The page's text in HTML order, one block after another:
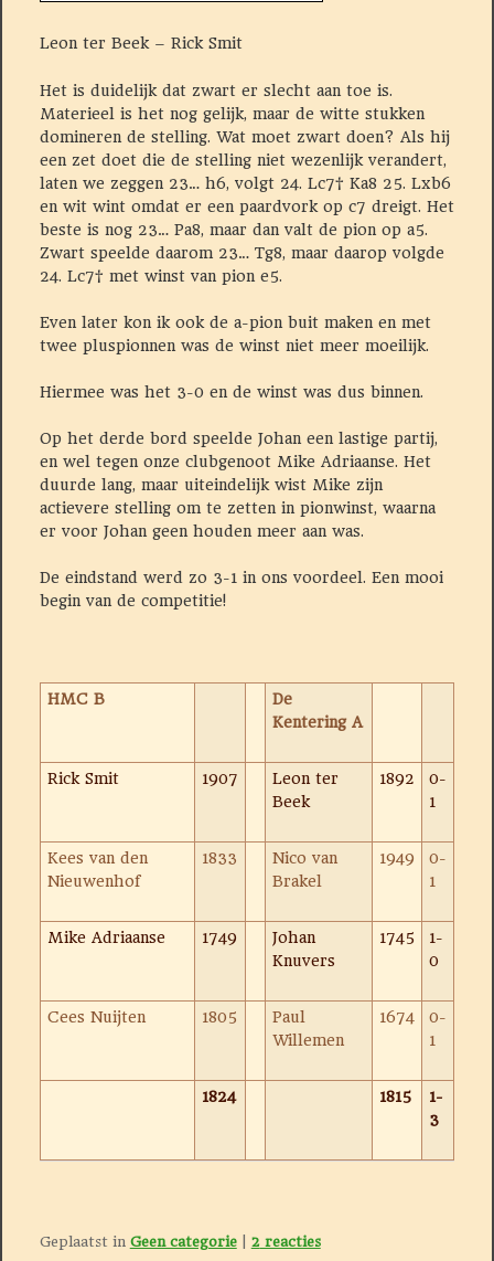
Leon ter Beek – Rick Smit
Het is duidelijk dat zwart er slecht aan toe is.
Materieel is het nog gelijk, maar de witte stukken
domineren de stelling. Wat moet zwart doen? Als hij
een zet doet die de stelling niet wezenlijk verandert,
laten we zeggen 23… h6, volgt 24. Lc7† Ka8 25. Lxb6
en wit wint omdat er een paardvork op c7 dreigt. Het
beste is nog 23… Pa8, maar dan valt de pion op a5.
Zwart speelde daarom 23… Tg8, maar daarop volgde
24. Lc7† met winst van pion e5.
Even later kon ik ook de a-pion buit maken en met
twee pluspionnen was de winst niet meer moeilijk.
Hiermee was het 3-0 en de winst was dus binnen.
Op het derde bord speelde Johan een lastige partij,
en wel tegen onze clubgenoot Mike Adriaanse. Het
duurde lang, maar uiteindelijk wist Mike zijn
actievere stelling om te zetten in pionwinst, waarna
er voor Johan geen houden meer aan was.
De eindstand werd zo 3-1 in ons voordeel. Een mooi
begin van de competitie!
HMC B
De
Kentering A
Rick Smit 1907
Leon ter
Beek
1892
0-
1
Kees van den
Nieuwenhof
1833
Nico van
Brakel
1949
0-
1
Mike Adriaanse 1749
Johan
Knuvers
1745
1-
0
Cees Nuijten 1805
Paul
Willemen
1674
0-
1
1824 1815
1-
3
Geplaatst in Geen categorie 2 reacties